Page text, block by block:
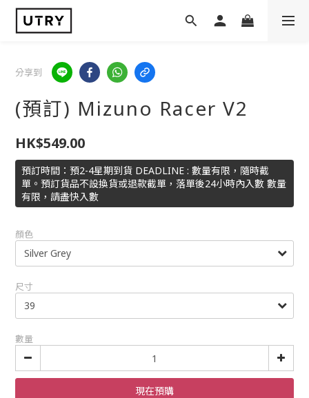
分享到
(預訂) Mizuno Racer V2
HK$549.00
預訂時間：預2-4星期到貨 DEADLINE : 數量有限，隨時截
單。預訂貨品不設換貨或退款截單，落單後24小時內入數 數量
有限，請盡快入數
顏色
尺寸
數量
現在預購